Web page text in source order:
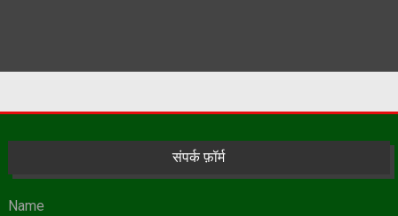
संपर्क फ़ॉर्म
Name